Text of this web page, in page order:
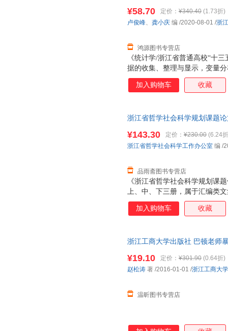
分析实例，帮助读者明白知识“
浙江省普通高校“十三五”新形
子发票！
《统计学/浙江省普通高校“十
据的收集、整理与显示，变量
回归分析，时间数列分析和统
足独立院校培养高水平应用型
通高校“十三五”新形态教材项
分析实例，帮助读者明白知识“
浙江省普通高校“十三五”新形
¥58.70 定价： ¥340.40 (1.73折)
鸿源图书专营店
卢俊峰、 龚小庆 编 /2020-08-01 /浙
加入购物车 收藏
浙江省哲学社会科学规划课题
《浙江省哲学社会科学规划课
上、中、下三册，属于汇编类
学规划课题优秀论文，且已发
文发表时间在2015年7月1日至
等方面内容。书稿对阶段性总
¥143.30 定价： ¥230.00 (6.24
品雨斋图书专营店
浙江省哲学社会科学工作办公室 编 /
加入购物车 收藏
浙江工商大学出版社 巴顿老师
¥19.10 定价： ¥301.90 (0.64折)
温昕图书专营店
赵松涛 著 /2016-01-01 /浙江工商大